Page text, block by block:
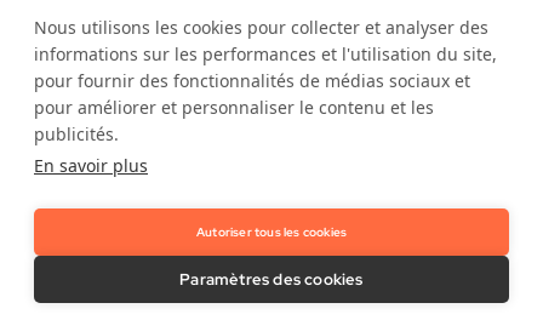
Heures d'ouverture
Centre d'identification
8:00 – 12:00. CET - service diurne
12:00 – 20:00 CET - service nocturne
Copyright © 2026 IDnow.
Nous utilisons les cookies pour collecter et analyser des
informations sur les performances et l'utilisation du site,
pour fournir des fonctionnalités de médias sociaux et
pour améliorer et personnaliser le contenu et les
publicités.
En savoir plus
Autoriser tous les cookies
Paramètres des cookies